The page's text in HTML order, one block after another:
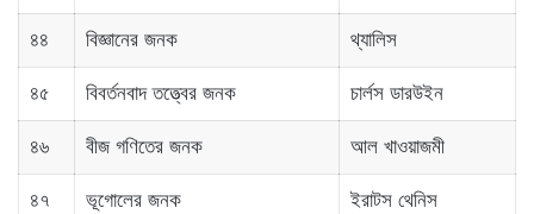
৪৪ বিজ্ঞানের জনক থ্যালিস
৪৫ বিবর্তনবাদ তত্ত্বের জনক চার্লস ডারউইন
৪৬ বীজ গণিতের জনক আল খাওয়াজমী
৪৭ ভূগোলের জনক ইরাটস থেনিস